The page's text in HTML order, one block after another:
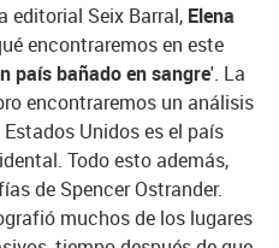
editorial Seix Barral, Elena
encontraremos en este
país bañado en sangre'. La
encontraremos un análisis
Unidos es el país
Todo esto además,
de Spencer Ostrander.
muchos de los lugares